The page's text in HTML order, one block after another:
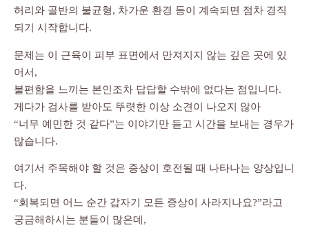
허리와 골반의 불균형, 차가운 환경 등이 계속되면 점차 경직
되기 시작합니다.
문제는 이 근육이 피부 표면에서 만져지지 않는 깊은 곳에 있
어서,
불편함을 느끼는 본인조차 답답할 수밖에 없다는 점입니다.
게다가 검사를 받아도 뚜렷한 이상 소견이 나오지 않아
“너무 예민한 것 같다”는 이야기만 듣고 시간을 보내는 경우가
많습니다.
여기서 주목해야 할 것은 증상이 호전될 때 나타나는 양상입니
다.
“회복되면 어느 순간 갑자기 모든 증상이 사라지나요?”라고
궁금해하시는 분들이 많은데,